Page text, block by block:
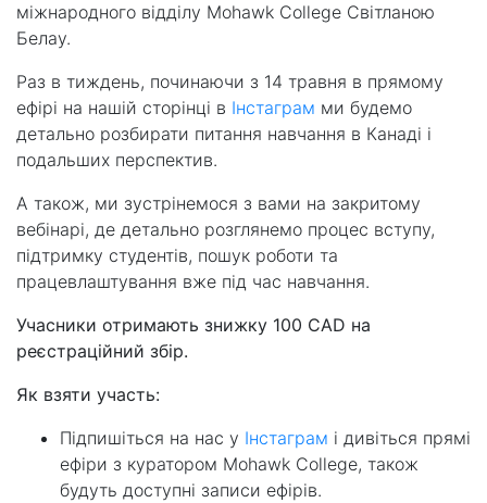
міжнародного відділу Mohawk College Світланою
Белау.
Раз в тиждень, починаючи з 14 травня в прямому
ефірі на нашій сторінці в Інстаграм ми будемо
детально розбирати питання навчання в Канаді і
подальших перспектив.
А також, ми зустрінемося з вами на закритому
вебінарі, де детально розглянемо процес вступу,
підтримку студентів, пошук роботи та
працевлаштування вже під час навчання.
Учасники отримають знижку 100 CAD на
реєстраційний збір.
Як взяти участь:
Підпишіться на нас у Інстаграм і дивіться прямі
ефіри з куратором Mohawk College, також
будуть доступні записи ефірів.